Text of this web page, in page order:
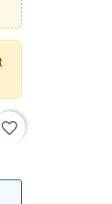
favorite_border